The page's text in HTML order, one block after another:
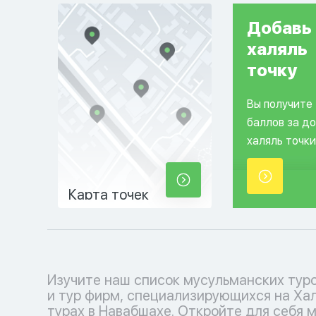
Карта точек
Добавь
халяль
точку
Вы получите
баллов за
халяль
Изучите наш список мусульманских
и тур фирм, специализирующихся на
турах в Навабшахе. Откройте для себя
соблюдения исламских традиций.
кофмортный отпуск с нашими
каждый момент наполнен